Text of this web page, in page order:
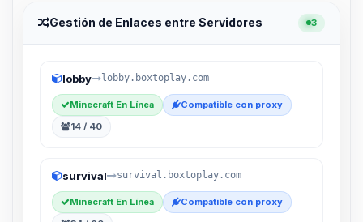
Gestión de Enlaces entre Servidores 3
lobby lobby.boxtoplay.com
Minecraft En Línea
Compatible con proxy
14 / 40
survival survival.boxtoplay.com
Minecraft En Línea
Compatible con proxy